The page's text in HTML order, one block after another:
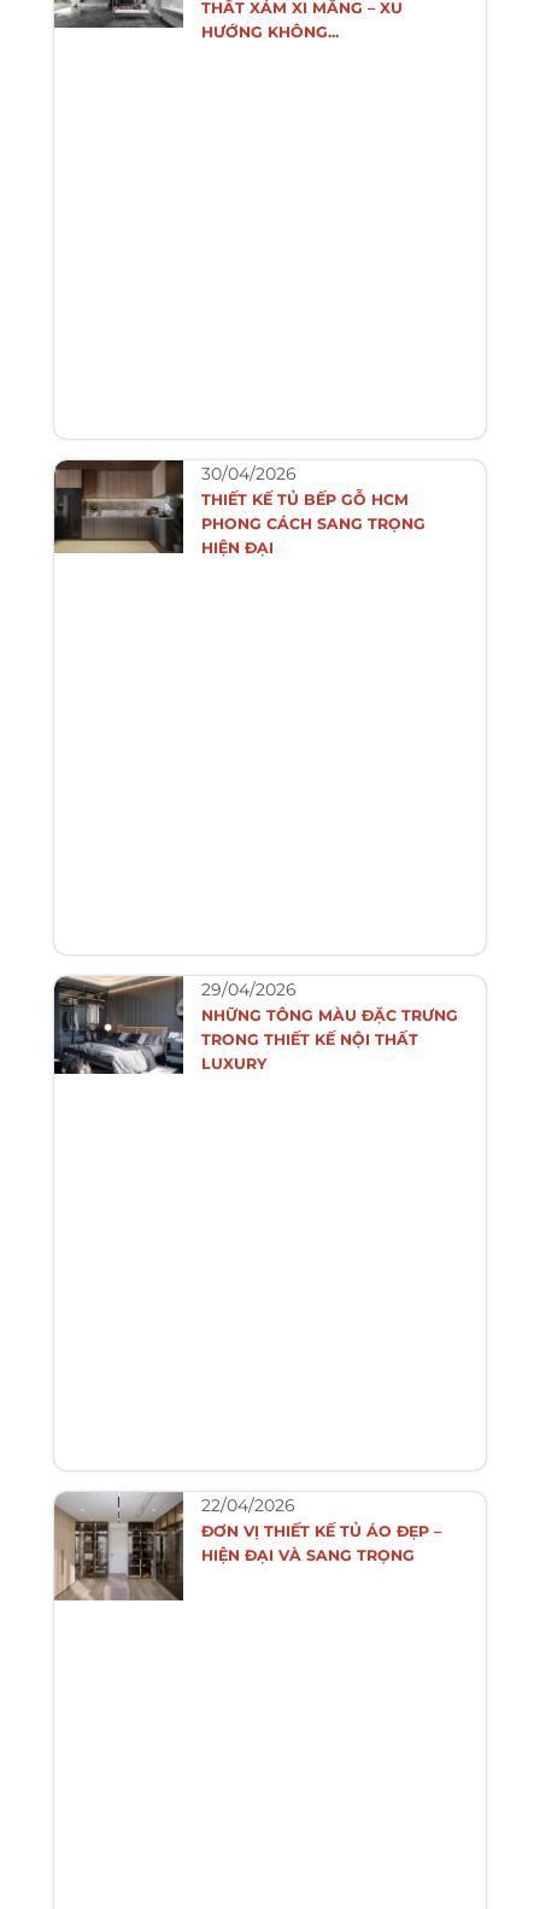
THẤT XÁM XI MĂNG – XU
HƯỚNG KHÔNG...
30/04/2026
THIẾT KẾ TỦ BẾP GỖ HCM
PHONG CÁCH SANG TRỌNG
HIỆN ĐẠI
29/04/2026
NHỮNG TÔNG MÀU ĐẶC TRƯNG
TRONG THIẾT KẾ NỘI THẤT
LUXURY
22/04/2026
ĐƠN VỊ THIẾT KẾ TỦ ÁO ĐẸP –
HIỆN ĐẠI VÀ SANG TRỌNG